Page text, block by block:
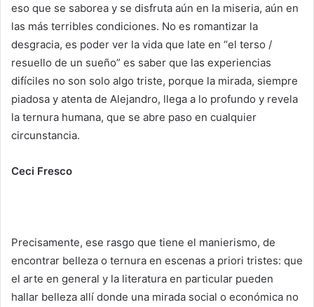
eso que se saborea y se disfruta aún en la miseria, aún en
las más terribles condiciones. No es romantizar la
desgracia, es poder ver la vida que late en “el terso /
resuello de un sueño” es saber que las experiencias
difíciles no son solo algo triste, porque la mirada, siempre
piadosa y atenta de Alejandro, llega a lo profundo y revela
la ternura humana, que se abre paso en cualquier
circunstancia.
Ceci Fresco
Precisamente, ese rasgo que tiene el manierismo, de
encontrar belleza o ternura en escenas a priori tristes: que
el arte en general y la literatura en particular pueden
hallar belleza allí donde una mirada social o económica no